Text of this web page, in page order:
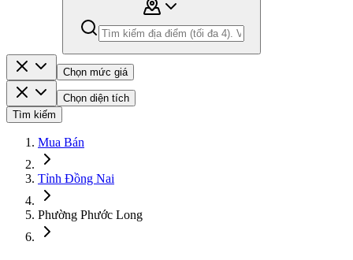
Chọn mức giá
Chọn diện tích
Tìm kiếm
Mua Bán
Tỉnh Đồng Nai
Phường Phước Long